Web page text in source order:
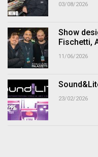
03/08/2026
Show
Fischetti,
11/06/2026
23/02/2026